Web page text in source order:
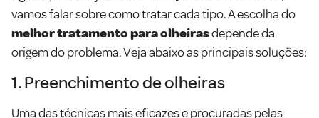
vamos falar sobre como tratar cada tipo. A escolha do
melhor tratamento para olheirasdepende da
origem do problema. Veja abaixo as principais soluções:
1. Preenchimento de olheiras
Uma das técnicas mais eficazes e procuradas pelas